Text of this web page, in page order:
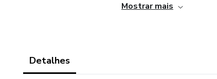
Mostrar mais
Detalhes